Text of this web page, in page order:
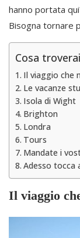
hanno portata
Bisogna tornare
Cosa
Il viaggio che
Le vacanze
Isola di Wight
Brighton
Londra
Tours
Mandate i
Adesso tocca
Il viaggio